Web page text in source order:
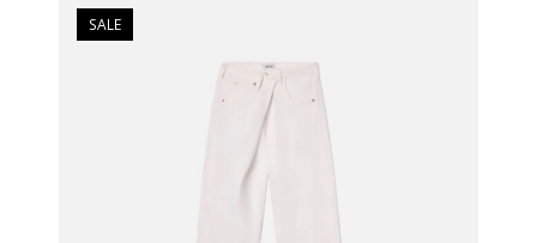
SALE